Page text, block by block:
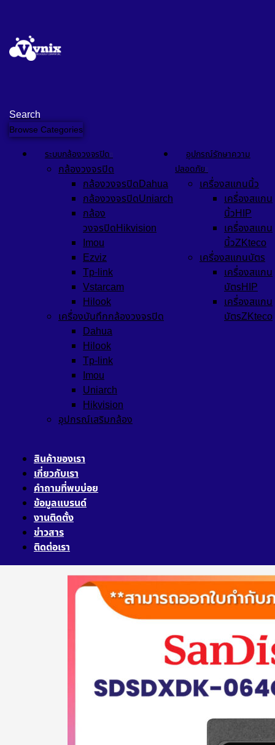
Search
Browse Categories
ระบบกล้องวงจรปิด
กล้องวงจรปิด
กล้องวงจรปิดDahua
กล้องวงจรปิดUniarch
กล้อง
วงจรปิดHikvision
Imou
Ezviz
Tp-link
Vstarcam
Hilook
เครื่องบันทึกกล้องวงจรปิด
Dahua
Hilook
Tp-link
Imou
Uniarch
Hikvision
อุปกรณ์เสริมกล้อง
อุปกรณ์รักษาความ
ปลอดภัย
เครื่องสแกนนิ้ว
เครื่องสแกน
นิ้วHIP
เครื่องสแกน
นิ้วZKteco
เครื่องสแกนบัตร
เครื่องสแกน
บัตรHIP
เครื่องสแกน
บัตรZKteco
สินค้าของเรา
เกี่ยวกับเรา
คำถามที่พบบ่อย
ข้อมูลแบรนด์
งานติดตั้ง
ข่าวสาร
ติดต่อเรา